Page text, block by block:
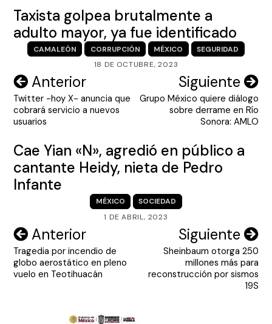
Taxista golpea brutalmente a
adulto mayor, ya fue identificado
CAMALEÓN CORRUPCIÓN MÉXICO
SEGURIDAD
18 DE OCTUBRE, 2023
Navegación
de
entradas
Anterior
Twitter -hoy X- anuncia que
cobrará servicio a nuevos
usuarios
Siguiente
Grupo México quiere diálogo
sobre derrame en Río
Sonora: AMLO
Cae Yian «N», agredió en público a
cantante Heidy, nieta de Pedro
Infante
MÉXICO
SOCIEDAD
1 DE ABRIL, 2023
Navegación
de
entradas
Anterior
Tragedia por incendio de
globo aerostático en pleno
vuelo en Teotihuacán
Siguiente
Sheinbaum otorga 250
millones más para
reconstrucción por sismos
19S